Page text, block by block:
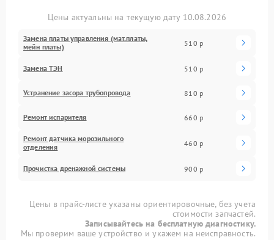
Цены актуальны на текущую дату 10.08.2026
Замена платы управления (мат.платы,
мейн платы)
510 р
Замена ТЭН 510 р
Устранение засора трубопровода 810 р
Ремонт испарителя 660 р
Ремонт датчика морозильного
отделения
460 р
Прочистка дренажной системы 900 р
Цены в прайс-листе указаны ориентировочные, без учета
стоимости запчастей.
Записывайтесь на бесплатную диагностику.
Мы проверим ваше устройство и укажем на неисправность.